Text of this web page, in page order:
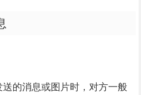
的消息或图片时，对方一般